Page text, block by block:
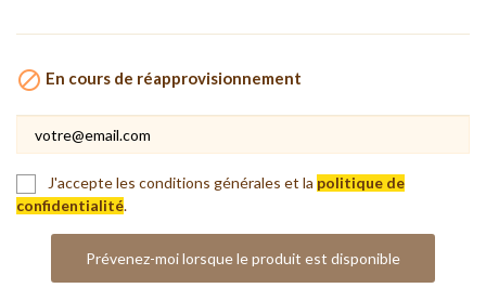
 En cours de réapprovisionnement
J'accepte les conditions générales et la politique de
confidentialité.
Prévenez-moi lorsque le produit est disponible